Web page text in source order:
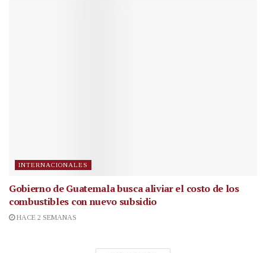
INTERNACIONALES
Gobierno de Guatemala busca aliviar el costo de los
combustibles con nuevo subsidio
HACE 2 SEMANAS